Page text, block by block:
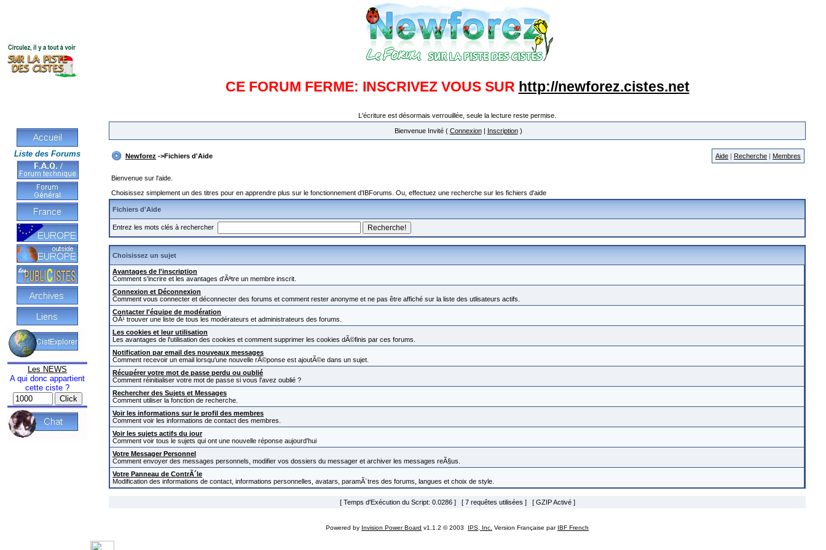
CE FORUM FERME: INSCRIVEZ VOUS SUR http://newforez.cistes.net
L'écriture est désormais verrouillée, seule la lecture reste permise.
Liste des Forums
Les NEWS
A qui donc appartient
cette ciste ?
Bienvenue Invité ( Connexion| Inscription)
Newforez ->Fichiers d'Aide Aide | Recherche | Membres
Bienvenue sur l'aide.
Choisissez simplement un des titres pour en apprendre plus sur le fonctionnement d'IBForums. Ou, effectuez une recherche sur les fichiers d'aide
Fichiers d'Aide
Entrez les mots clés à rechercher
Choisissez un sujet
Avantages de l'inscription
Comment s'incrire et les avantages d'Ãªtre un membre inscrit.
Connexion et Déconnexion
Comment vous connecter et déconnecter des forums et comment rester anonyme et ne pas être affiché sur la liste des utlisateurs actifs.
Contacter l'équipe de modération
OÃ¹ trouver une liste de tous les modérateurs et administrateurs des forums.
Les cookies et leur utilisation
Les avantages de l'utilisation des cookies et comment supprimer les cookies dÃ©finis par ces forums.
Notification par email des nouveaux messages
Comment recevoir un email lorsqu'une nouvelle rÃ©ponse est ajoutÃ©e dans un sujet.
Récupérer votre mot de passe perdu ou oublié
Comment réinitialiser votre mot de passe si vous l'avez oublié ?
Rechercher des Sujets et Messages
Comment utiliser la fonction de recherche.
Voir les informations sur le profil des membres
Comment voir les informations de contact des membres.
Voir les sujets actifs du jour
Comment voir tous le sujets qui ont une nouvelle réponse aujourd'hui
Votre Messager Personnel
Comment envoyer des messages personnels, modifier vos dossiers du messager et archiver les messages reÃ§us.
Votre Panneau de ContrÃ´le
Modification des informations de contact, informations personnelles, avatars, paramÃ¨tres des forums, langues et choix de style.
[ Temps d'Exécution du Script: 0.0286 ] [ 7 requêtes utilisées ] [ GZIP Activé ]
Powered by Invision Power Board v1.1.2 © 2003 IPS, Inc. Version Française par IBF French